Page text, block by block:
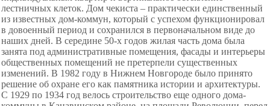
лестничных клеток. Дом чекиста – практически единственный
из известных дом-коммун, который с успехом функционировал
в довоенный период и сохранился в первоначальном виде до
наших дней. В середине 50-х годов жилая часть дома была
занята под административные помещения, фасады и интерьеры
общественных помещений не претерпели существенных
изменений. В 1982 году в Нижнем Новгороде было принято
решение об охране его как памятника истории и архитектуры.
С 1929 по 1934 год велось строительство еще одного дома-